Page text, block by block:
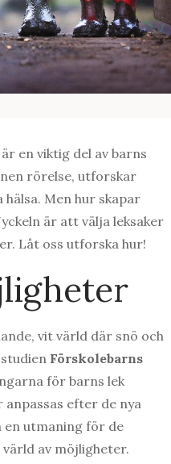
en viktig del av barns
rörelse, utforskar
Men hur skapar
är att välja leksaker
Låt oss utforska hur!
vit värld där snö och
Förskolebarns
för barns lek
efter de nya
en utmaning för de
av möjligheter.